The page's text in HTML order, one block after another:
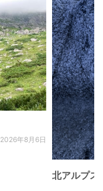
2026年8月6日
北アルプ